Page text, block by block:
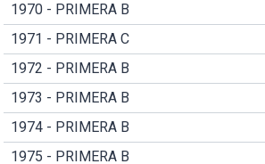
1970 - PRIMERA B
1971 - PRIMERA C
1972 - PRIMERA B
1973 - PRIMERA B
1974 - PRIMERA B
1975 - PRIMERA B